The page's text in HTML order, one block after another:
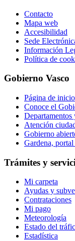
Contacto
Mapa web
Accesibilidad
Sede
Información
Política de
Gobierno Vasco
Página de inicio
Conoce el
Departamentos
Atención
Gobierno
Gardena, portal
Trámites y
Mi carpeta
Ayudas y
Contrataciones
Mi pago
Meteorología
Estado del
Estadística